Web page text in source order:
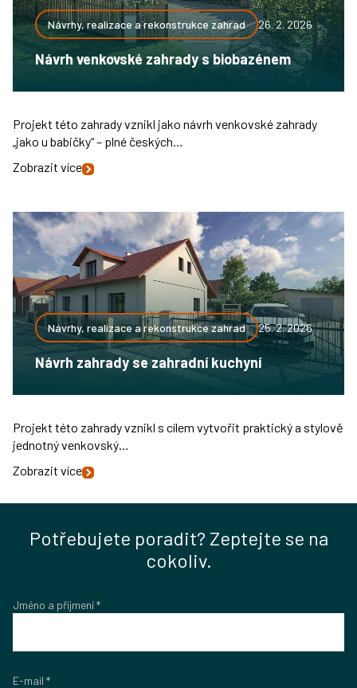
Návrhy, realizace a rekonstrukce zahrad 26. 2. 2026
Návrh venkovské zahrady s biobazénem
Projekt této zahrady vznikl jako návrh venkovské zahrady
„jako u babičky“ – plné českých…
Zobrazit více
Návrhy, realizace a rekonstrukce zahrad 25. 2. 2026
Návrh zahrady se zahradní kuchyní
Projekt této zahrady vznikl s cílem vytvořit praktický a stylově
jednotný venkovský…
Zobrazit více
Potřebujete poradit? Zeptejte se na
cokoliv.
Jméno a příjmení*
E-mail *